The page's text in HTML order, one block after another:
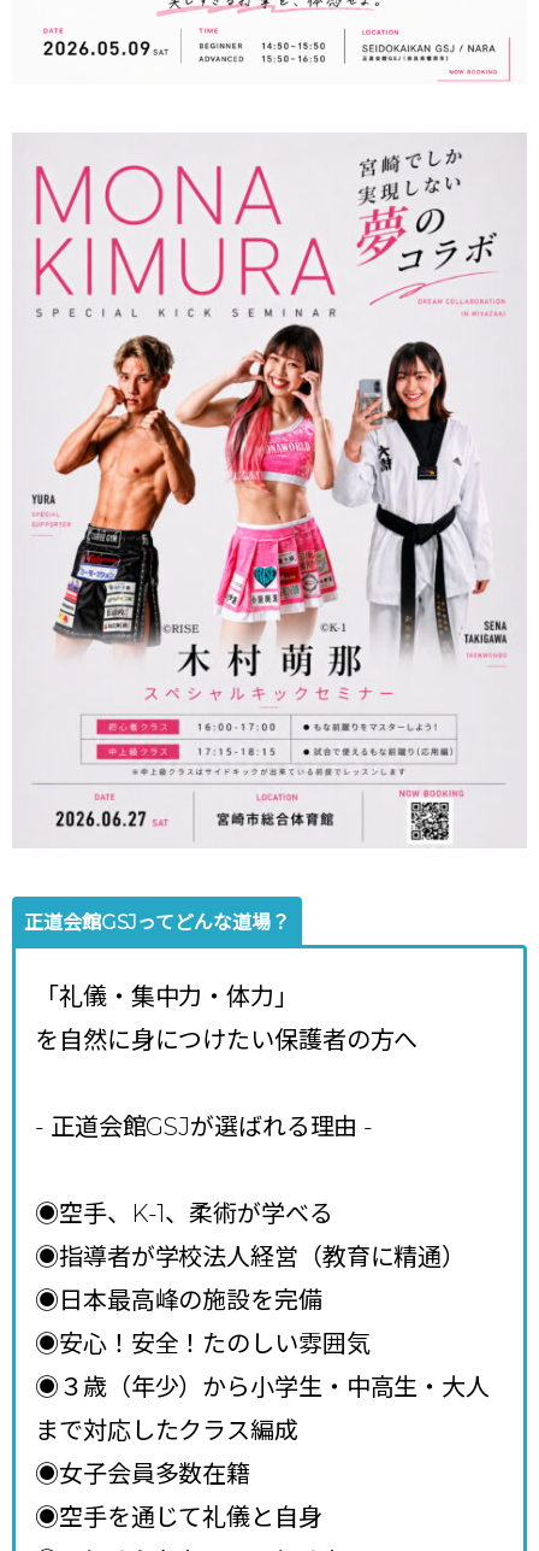
正道会館GSJってどんな道場？
「礼儀・集中力・体力」
を自然に身につけたい保護者の方へ
- 正道会館GSJが選ばれる理由 -
◉空手、K-1、柔術が学べる
◉指導者が学校法人経営（教育に精通）
◉日本最高峰の施設を完備
◉安心！安全！たのしい雰囲気
◉３歳（年少）から小学生・中高生・大人
まで対応したクラス編成
◉女子会員多数在籍
◉空手を通じて礼儀と自身